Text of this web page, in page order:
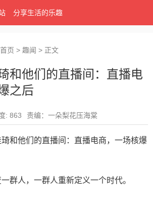
分享生活的乐趣
首页 > 趣闻 > 正文
和他们的直播间：直播电
之后
: 863 责编：一朵梨花压海棠
群人，一群人重新定义一个时代。